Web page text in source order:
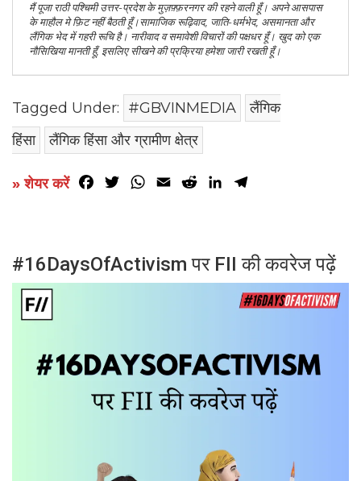
मैं पूजा राठी पश्चिमी उत्तर-प्रदेश के मुज़फ़्फ़रनगर की रहने वाली हूँ। अपने आसपास
के माहौल मे फ़िट नहीं बैठती हूँ।सामाजिक रूढ़िवाद, जाति-धर्मभेद, असमानता और
लैंगिक भेद में गहरी रूचि है। नारीवाद व समावेशी विचारों की पक्षधर हूँ। खुद को एक
नौसिखिया मानती हूँ, इसलिए सीखने की प्रक्रिया हमेशा जारी रखती हूँ।
Tagged Under: #GBVINMEDIA
लैंगिक
हिंसा
लैंगिक हिंसा और ग्रामीण क्षेत्र
» शेयर करें Facebook
TwitterWhatsApp
Email RedditLinkedIn
#16DaysOfActivism पर FII की कवरेज पढ़ें